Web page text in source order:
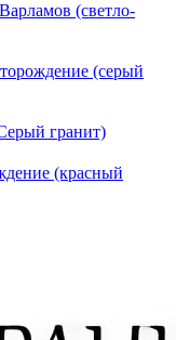
(светло-
(серый
гранит)
(красный